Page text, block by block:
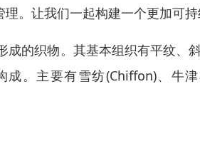
。让我们一起构建一个更加可持
的织物。其基本组织有平纹、
。主要有雪纺(Chiffon)、牛